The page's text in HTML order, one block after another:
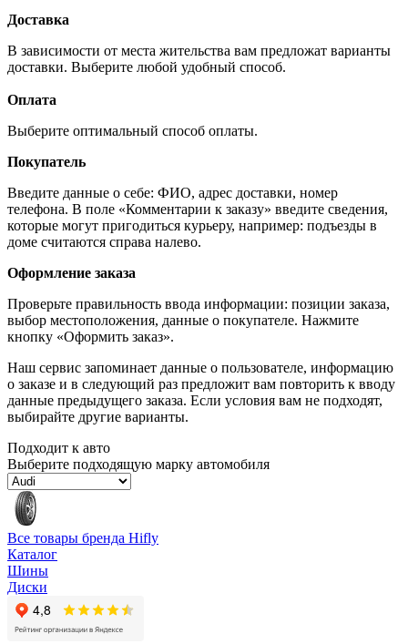
Доставка
В зависимости от места жительства вам предложат варианты
доставки. Выберите любой удобный способ.
Оплата
Выберите оптимальный способ оплаты.
Покупатель
Введите данные о себе: ФИО, адрес доставки, номер
телефона. В поле «Комментарии к заказу» введите сведения,
которые могут пригодиться курьеру, например: подъезды в
доме считаются справа налево.
Оформление заказа
Проверьте правильность ввода информации: позиции заказа,
выбор местоположения, данные о покупателе. Нажмите
кнопку «Оформить заказ».
Наш сервис запоминает данные о пользователе, информацию
о заказе и в следующий раз предложит вам повторить к вводу
данные предыдущего заказа. Если условия вам не подходят,
выбирайте другие варианты.
Подходит к авто
Выберите подходящую марку автомобиля
Все товары бренда Hifly
Каталог
Шины
Диски